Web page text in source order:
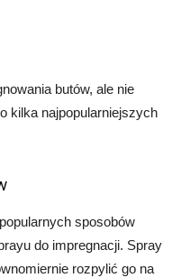
butów, ale nie
kilka najpopularniejszych
sposobów
do impregnacji. Spray
rozpylić go na